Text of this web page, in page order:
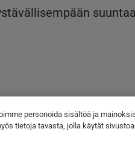
personoida sisältöä ja
tietoja tavasta, jolla käytät